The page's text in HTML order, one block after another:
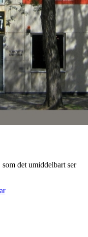
det umiddelbart ser